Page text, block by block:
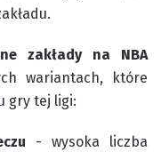
zakłady na NBA
wariantach, które
gry tej ligi:
- wysoka liczba